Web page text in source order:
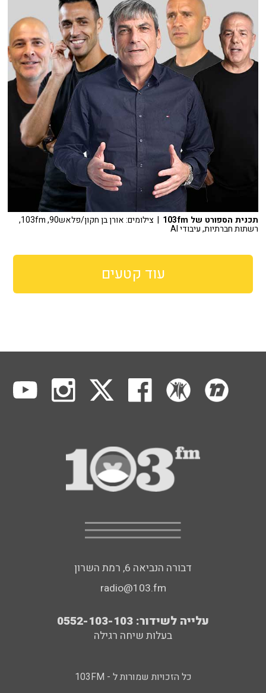
תכנית הספורט של 103fm | צילומים: אורן בן חקון/פלאש90, 103fm,
רשתות חברתיות, עיבודי AI
עוד קטעים
דבורה הנביאה 6, רמת השרון
radio@103.fm
עלייה לשידור: 0552-103-103
בעלות שיחה רגילה
כל הזכויות שמורות ל - 103FM